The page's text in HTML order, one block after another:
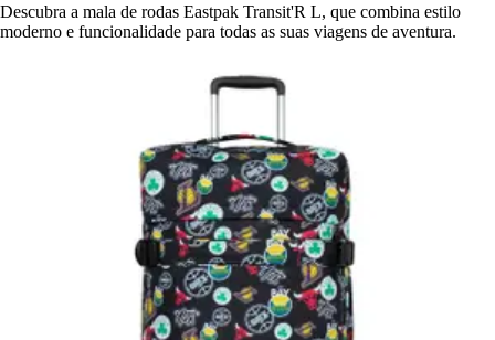
Descubra a mala de rodas Eastpak Transit'R L, que combina estilo
moderno e funcionalidade para todas as suas viagens de aventura.